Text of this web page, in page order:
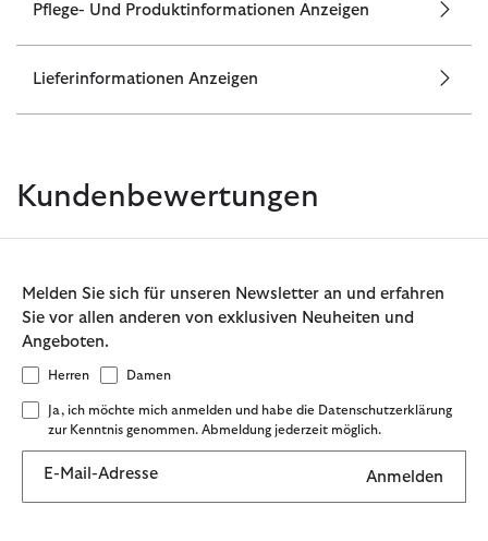
Pflege- Und Produktinformationen Anzeigen
Lieferinformationen Anzeigen
Kundenbewertungen
Melden Sie sich für unseren Newsletter an und erfahren
Sie vor allen anderen von exklusiven Neuheiten und
Angeboten.
Herren Damen
Ja, ich möchte mich anmelden und habe die Datenschutzerklärung
zur Kenntnis genommen. Abmeldung jederzeit möglich.
E-Mail-Adresse Anmelden